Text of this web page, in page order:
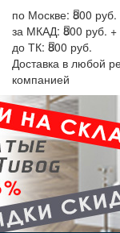
по Москве: 800 руб.
за МКАД: 800 руб.
до ТК: 800 руб.
Доставка в любой
компанией